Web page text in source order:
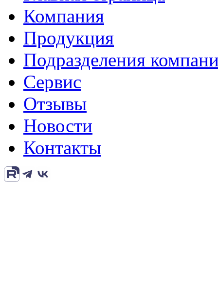
Компания
Продукция
Подразделения
Сервис
Отзывы
Новости
Контакты